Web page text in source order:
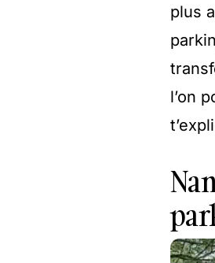
plus
l’on